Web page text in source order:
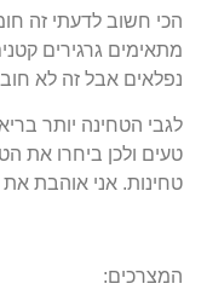
הכי חשוב לדעתי זה
מתאימים גרגירים
נפלאים אבל זה לא
לגבי הטחינה יותר
טעים ולכן ביחרו את
טחינות. אני אוהבת
המצרכים: